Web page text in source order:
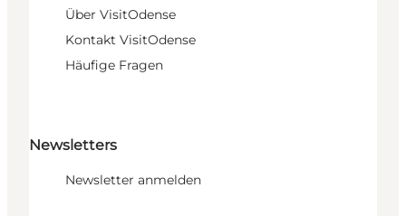
Über VisitOdense
Kontakt VisitOdense
Häufige Fragen
Newsletters
Newsletter anmelden